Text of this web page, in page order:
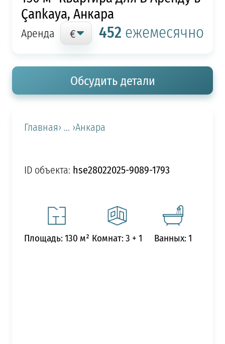
Çankaya, Анкара
Аренда 452 ежемесячно
Обсудить детали
Главная› ... ›Анкара
ID объекта: hse28022025-9089-1793
Площадь: 130 м² Комнат: 3 + 1 Ванных: 1